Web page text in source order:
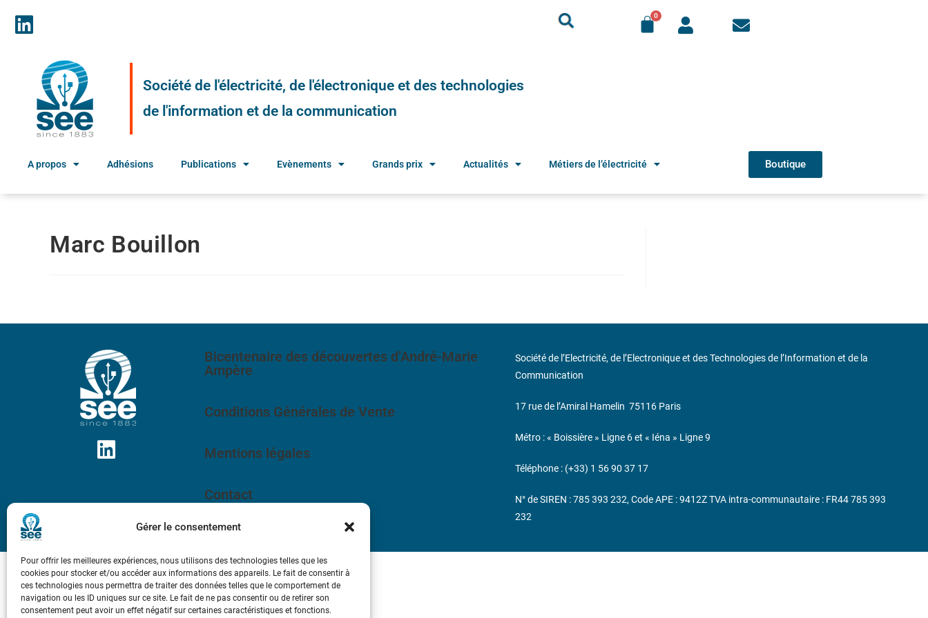
Gérer le consentement
Pour offrir les meilleures expériences, nous utilisons des technologies telles que les
cookies pour stocker et/ou accéder aux informations des appareils. Le fait de consentir à
ces technologies nous permettra de traiter des données telles que le comportement de
navigation ou les ID uniques sur ce site. Le fait de ne pas consentir ou de retirer son
consentement peut avoir un effet négatif sur certaines caractéristiques et fonctions.
Société de l'électricité, de l'électronique et des technologies
de l'information et de la communication
A propos Adhésions Publications Evènements Grands prix Actualités Métiers de l’électricité Boutique
Marc Bouillon
Bicentenaire des découvertes d’André-Marie
Ampère
Conditions Générales de Vente
Mentions légales
Contact
Société de l’Electricité, de l’Electronique et des Technologies de l’Information et de la
Communication
17 rue de l’Amiral Hamelin 75116 Paris
Métro : « Boissière » Ligne 6 et « Iéna » Ligne 9
Téléphone : (+33) 1 56 90 37 17
N° de SIREN : 785 393 232, Code APE : 9412Z TVA intra-communautaire : FR44 785 393
232